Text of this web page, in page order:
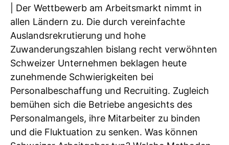
| Der Wettbewerb am Arbeitsmarkt nimmt in
allen Ländern zu. Die durch vereinfachte
Auslandsrekrutierung und hohe
Zuwanderungszahlen bislang recht verwöhnten
Schweizer Unternehmen beklagen heute
zunehmende Schwierigkeiten bei
Personalbeschaffung und Recruiting. Zugleich
bemühen sich die Betriebe angesichts des
Personalmangels, ihre Mitarbeiter zu binden
und die Fluktuation zu senken. Was können